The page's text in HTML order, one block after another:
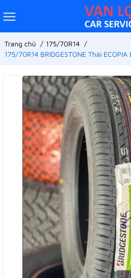
Trang chủ
175/70R14
175/70R14 BRIDGESTONE Thái ECOPIA